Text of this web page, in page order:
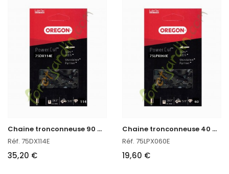
C
haine tronconneuse 90 CM Oregon 75DX114E
Réf. 75DX114E
35,20 €
C
haine tronconneuse 40 CM Oregon réf : 75LPX060E
Réf. 75LPX060E
19,60 €